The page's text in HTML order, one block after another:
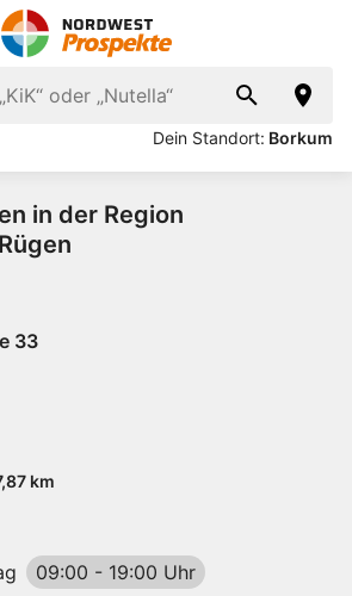
Dein Standort: Borkum
in der Region
33
km
09:00 - 19:00 Uhr